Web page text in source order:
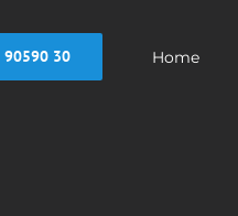
90590 30 Home